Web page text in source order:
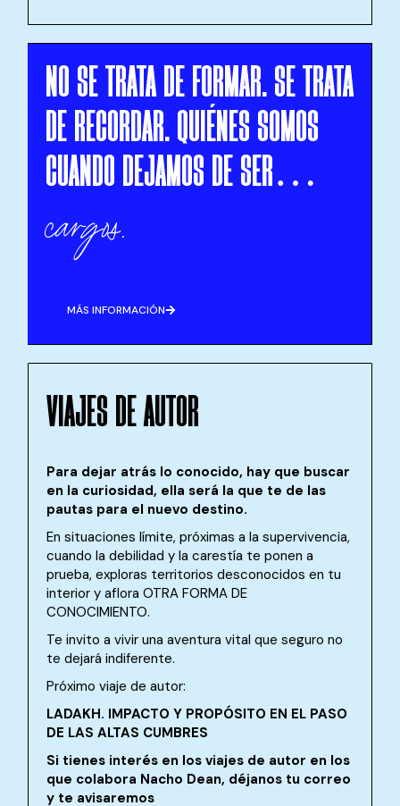
NO SE TRATA DE FORMAR. SE TRATA
DE RECORDAR. QUIÉNES SOMOS
CUANDO DEJAMOS DE SER…
cargos.
MÁS INFORMACIÓN
VIAJES DE AUTOR
Para dejar atrás lo conocido, hay que buscar
en la curiosidad, ella será la que te de las
pautas para el nuevo destino.
En situaciones límite, próximas a la supervivencia,
cuando la debilidad y la carestía te ponen a
prueba, exploras territorios desconocidos en tu
interior y aflora OTRA FORMA DE
CONOCIMIENTO.
Te invito a vivir una aventura vital que seguro no
te dejará indiferente.
Próximo viaje de autor:
LADAKH. IMPACTO Y PROPÓSITO EN EL PASO
DE LAS ALTAS CUMBRES
Si tienes interés en los viajes de autor en los
que colabora Nacho Dean, déjanos tu correo
y te avisaremos